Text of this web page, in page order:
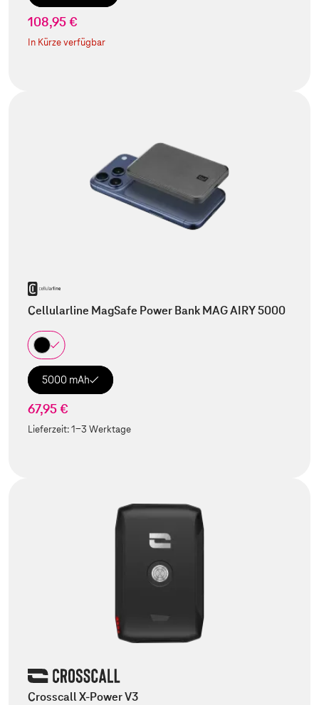
108,95 €
In Kürze verfügbar
Cellularline MagSafe Power Bank MAG AIRY 5000
5000 mAh
67,95 €
Lieferzeit:1-3 Werktage
Crosscall X-Power V3